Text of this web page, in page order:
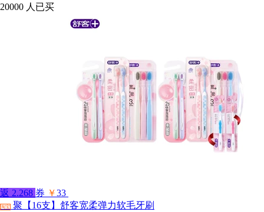
20000 人已买
返 2.268 券 ￥33
淘宝 聚【16支】舒客宽柔弹力软毛牙刷